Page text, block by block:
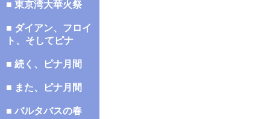
■ 東京湾大華火祭
■ ダイアン、フロイ
ト、そしてピナ
■ 続く、ピナ月間
■ また、ピナ月間
■ バルタバスの春